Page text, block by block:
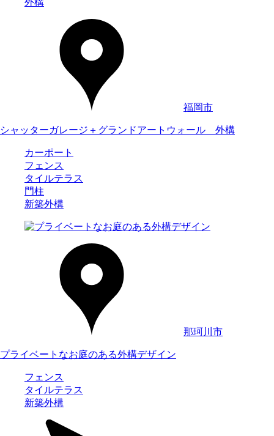
福岡市
シャッターガレージ＋グランドアートウォール 外構
カーポート
フェンス
タイルテラス
門柱
新築外構
那珂川市
プライベートなお庭のある外構デザイン
フェンス
タイルテラス
新築外構